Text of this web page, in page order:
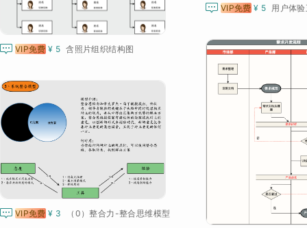
 VIP免费 ¥ 5 用户体
 VIP免费 ¥ 5 含照片组织结构图
 VIP免费 ¥ 3 （0）整合力-整合思维模型